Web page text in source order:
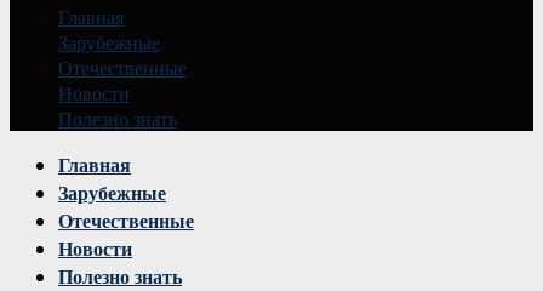
Главная
Зарубежные
Отечественные
Новости
Полезно знать
Главная
Зарубежные
Отечественные
Новости
Полезно знать